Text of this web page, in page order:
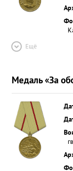
Ещё
Медаль «За